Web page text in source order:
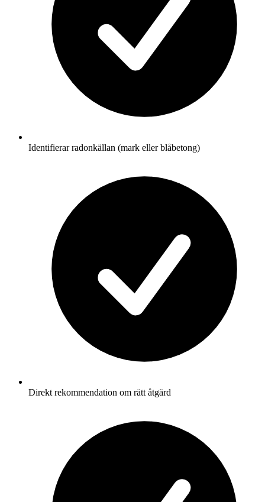
Identifierar radonkällan (mark eller blåbetong)
Direkt rekommendation om rätt åtgärd